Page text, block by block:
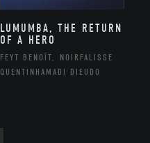
LUMUMBA, THE RETURN
OF A HERO
FEYT BENOÎT, NOIRFALISSE
QUENTINHAMADI DIEUDO